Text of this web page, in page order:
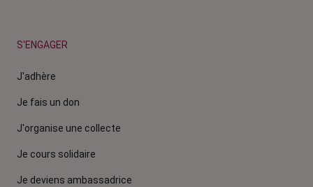
S'ENGAGER
J'adhère
Je fais un don
J'organise une collecte
Je cours solidaire
Je deviens ambassadrice